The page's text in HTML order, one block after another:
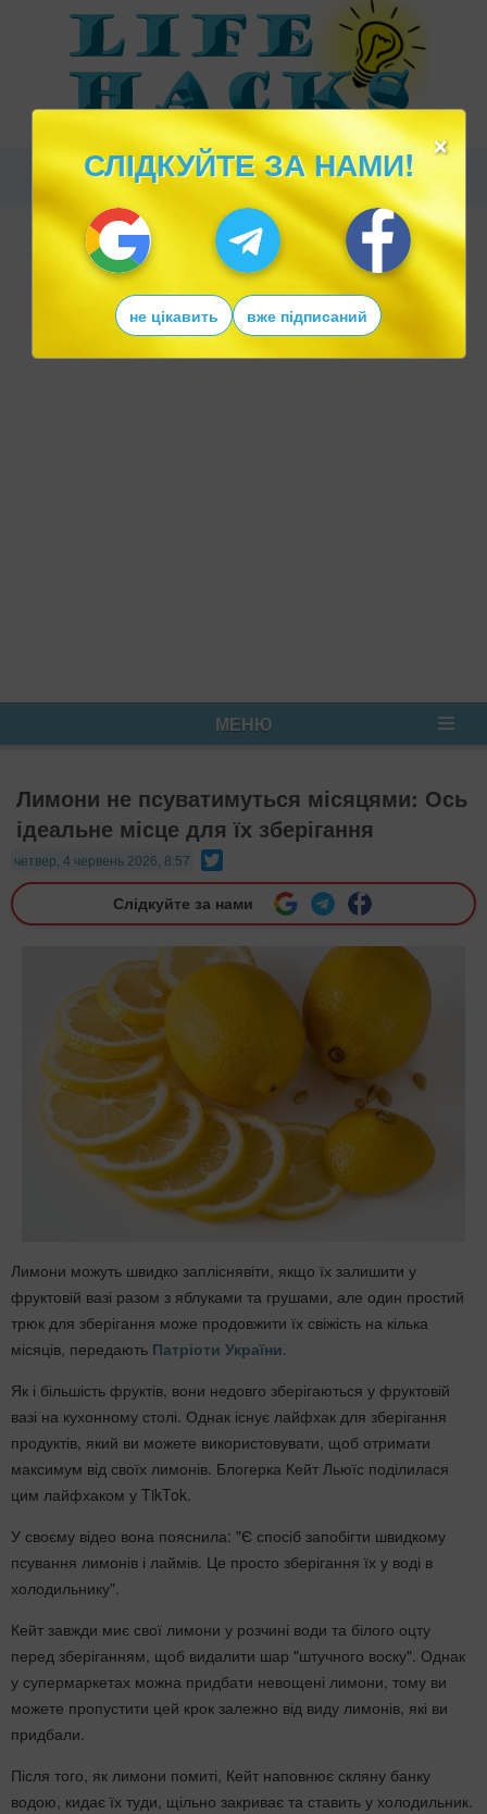
МЕНЮ
Лимони не псуватимуться місяцями: Ось
ідеальне місце для їх зберігання
четвер, 4 червень 2026, 8:57
Слідкуйте за нами
Лимони можуть швидко запліснявіти, якщо їх залишити у
фруктовій вазі разом з яблуками та грушами, але один простий
трюк для зберігання може продовжити їх свіжість на кілька
місяців, передають Патріоти України
Як і більшість фруктів, вони недовго зберігаються у фруктовій
вазі на кухонному столі. Однак існує лайфхак для зберігання
продуктів, який ви можете використовувати, щоб отримати
максимум від своїх лимонів. Блогерка Кейт Льюїс поділилася
цим лайфхаком у TikTok.
У своєму відео вона пояснила: "Є спосіб запобігти швидкому
псування лимонів і лаймів. Це просто зберігання їх у воді в
холодильнику".
Кейт завжди миє свої лимони у розчині води та білого оцту
перед зберіганням, щоб видалити шар "штучного воску". Однак
у супермаркетах можна придбати невощені лимони, тому ви
можете пропустити цей крок залежно від виду лимонів, які ви
придбали.
Після того, як лимони помиті, Кейт наповнює скляну банку
водою, кидає їх туди, щільно закриває та ставить у холодильник.
×
СЛІДКУЙТЕ ЗА НАМИ!
не цікавить вже підписаний